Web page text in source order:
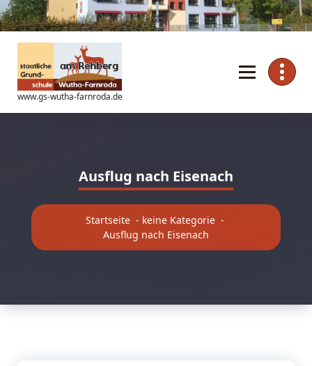
Zum
Inhalt
springen
www.gs-wutha-farnroda.de
Ausflug nach Eisenach
Startseite- keine Kategorie-
Ausflug nach Eisenach